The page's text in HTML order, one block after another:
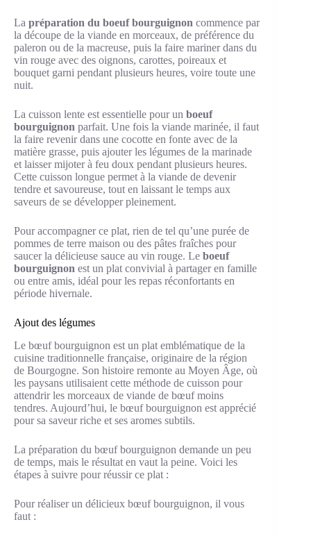
La préparation du boeuf bourguignon commence par
la découpe de la viande en morceaux, de préférence du
paleron ou de la macreuse, puis la faire mariner dans du
vin rouge avec des oignons, carottes, poireaux et
bouquet garni pendant plusieurs heures, voire toute une
nuit.
La cuisson lente est essentielle pour un boeuf
bourguignon parfait. Une fois la viande marinée, il faut
la faire revenir dans une cocotte en fonte avec de la
matière grasse, puis ajouter les légumes de la marinade
et laisser mijoter à feu doux pendant plusieurs heures.
Cette cuisson longue permet à la viande de devenir
tendre et savoureuse, tout en laissant le temps aux
saveurs de se développer pleinement.
Pour accompagner ce plat, rien de tel qu’une purée de
pommes de terre maison ou des pâtes fraîches pour
saucer la délicieuse sauce au vin rouge. Le boeuf
bourguignon est un plat convivial à partager en famille
ou entre amis, idéal pour les repas réconfortants en
période hivernale.
Ajout des légumes
Le bœuf bourguignon est un plat emblématique de la
cuisine traditionnelle française, originaire de la région
de Bourgogne. Son histoire remonte au Moyen Âge, où
les paysans utilisaient cette méthode de cuisson pour
attendrir les morceaux de viande de bœuf moins
tendres. Aujourd’hui, le bœuf bourguignon est apprécié
pour sa saveur riche et ses aromes subtils.
La préparation du bœuf bourguignon demande un peu
de temps, mais le résultat en vaut la peine. Voici les
étapes à suivre pour réussir ce plat :
Pour réaliser un délicieux bœuf bourguignon, il vous
faut :